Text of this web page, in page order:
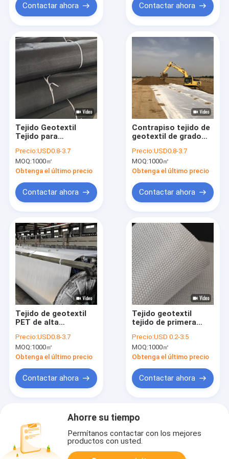
Contactar ahora Contactar ahora
Tejido Geotextil
Tejido para
Caminos de Tierra
para Camiones
Precio:USD0.8-3.7
MOQ:1000㎡
Obtenga el último precio
Contactar ahora
Contrapiso tejido de
geotextil de grado
rompeolas costero y
malecón de roca
Precio:USD0.8-3.7
MOQ:1000㎡
Obtenga el último precio
Contactar ahora
Tejido de geotextil
PET de alta
terraplenes de suelo
blando
Precio:USD0.8-3.7
MOQ:1000㎡
Obtenga el último precio
Contactar ahora
Tejido geotextil
tejido de primera
estabilización de
suelos de alta
capacidad para
pesada
Precio:USD 0.2-3.5
MOQ:1000㎡
Obtenga el último precio
Contactar ahora
Ahorre su tiempo
Permítanos contactar con los mejores
productos con usted.